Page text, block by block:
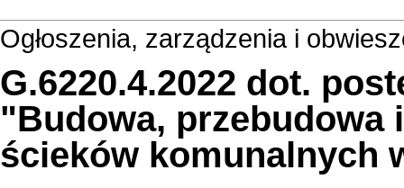
Ogłoszenia, zarządzenia i
G.6220.4.2022 dot.
"Budowa, przebudowa
ścieków komunalnych